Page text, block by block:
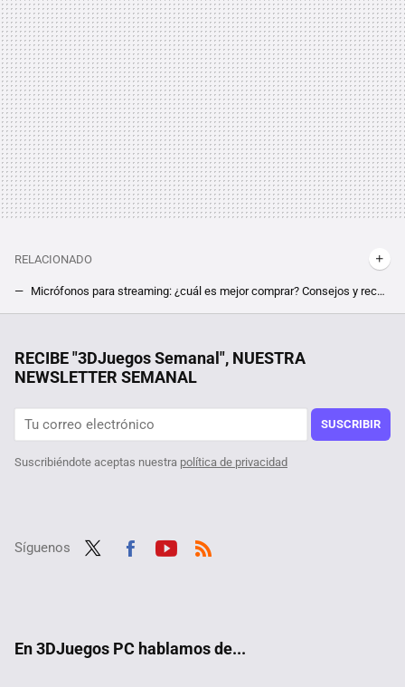
RELACIONADO
Micrófonos para streaming: ¿cuál es mejor comprar? Consejos y recomendaciones
El shooter más pequeño del mundo existe pero no lo encontrarás en Steam. Lo han desarrollado como un proyecto de investigación en Japón
RECIBE "3DJuegos Semanal", NUESTRA
NEWSLETTER SEMANAL
SUSCRIBIR
Suscribiéndote aceptas nuestra política de privacidad
Síguenos
En 3DJuegos PC hablamos de...